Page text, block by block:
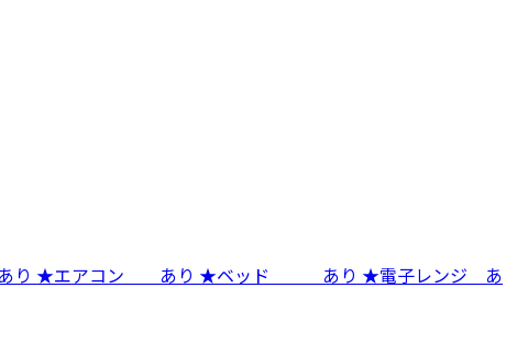
り ★エアコン あり ★ベッド あり ★電子レンジ あ